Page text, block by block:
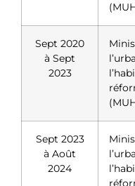
Sept 2020
à Sept
2023
Sept 2023
à Août
2024